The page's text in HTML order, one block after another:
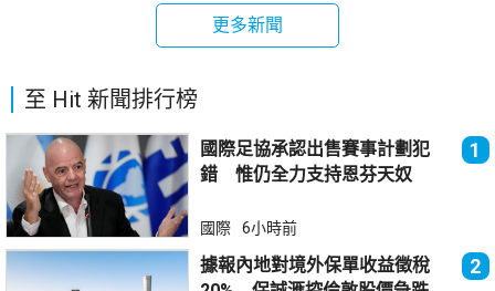
更多新聞
至 Hit 新聞排行榜
國際足協承認出售賽事計劃犯
錯 惟仍全力支持恩芬天奴
1
國際 6小時前
據報內地對境外保單收益徵稅
2